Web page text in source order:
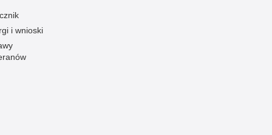
i odważni
publiczna
i wnioski